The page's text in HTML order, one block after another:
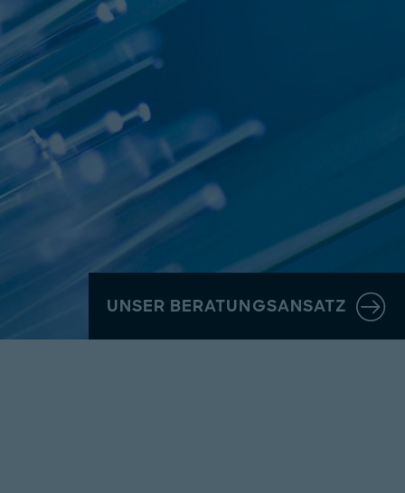
UNSER BERATUNGSANSATZ